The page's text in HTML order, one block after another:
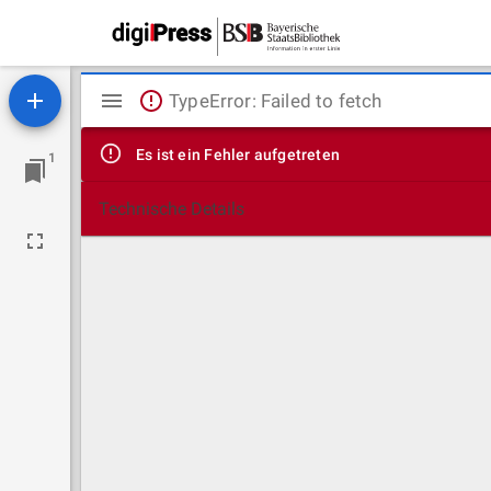
1
Mirador
Viewer
TypeError: Failed to fetch
Es ist ein Fehler aufgetreten
Technische Details